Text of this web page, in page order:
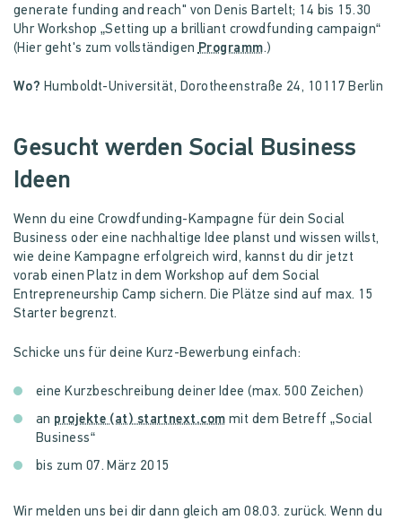
generate funding and reach" von Denis Bartelt; 14 bis 15.30
Uhr Workshop „Setting up a brilliant crowdfunding campaign“
(Hier geht's zum vollständigen Programm.)
Wo? Humboldt-Universität, Dorotheenstraße 24, 10117 Berlin
Gesucht werden Social Business
Ideen
Wenn du eine Crowdfunding-Kampagne für dein Social
Business oder eine nachhaltige Idee planst und wissen willst,
wie deine Kampagne erfolgreich wird, kannst du dir jetzt
vorab einen Platz in dem Workshop auf dem Social
Entrepreneurship Camp sichern. Die Plätze sind auf max. 15
Starter begrenzt.
Schicke uns für deine Kurz-Bewerbung einfach:
eine Kurzbeschreibung deiner Idee (max. 500 Zeichen)
an projekte (at) startnext.com mit dem Betreff „Social
Business“
bis zum 07. März 2015
Wir melden uns bei dir dann gleich am 08.03. zurück. Wenn du